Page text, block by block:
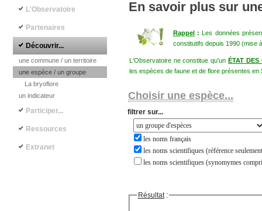
En savoir plus sur
Rappel:Les données
constitutifs depuis 1990 (mise
L'Observatoire ne constitue qu'unÉTAT DES
les espèces de faune et de flore présentes en
Choisir une espèce...
filtrer sur...
les noms français
les noms scientifiques (référence
les noms scientifiques (synomymes
Résultat:
Navigation principale
L'Observatoire
Partenaires
Découvrir...
une commune / un territoire
une espèce / un groupe
La bryoflore
un indicateur
Participer...
Ressources
Extranet